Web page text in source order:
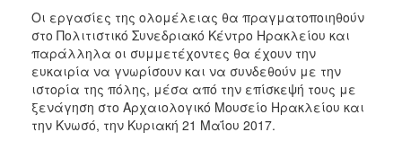
Οι εργασίες της ολομέλειας θα πραγματοποιηθούν
στο Πολιτιστικό Συνεδριακό Κέντρο Ηρακλείου και
παράλληλα οι συμμετέχοντες θα έχουν την
ευκαιρία να γνωρίσουν και να συνδεθούν με την
ιστορία της πόλης, μέσα από την επίσκεψή τους με
ξενάγηση στο Αρχαιολογικό Μουσείο Ηρακλείου και
την Κνωσό, την Κυριακή 21 Μαΐου 2017.